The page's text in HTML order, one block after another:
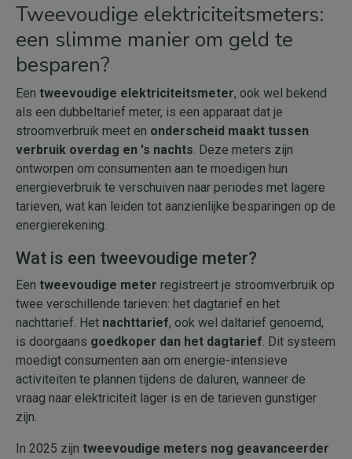
Tweevoudige elektriciteitsmeters:
een slimme manier om geld te
besparen?
Een tweevoudige elektriciteitsmeter, ook wel bekend
als een dubbeltarief meter, is een apparaat dat je
stroomverbruik meet en onderscheid maakt tussen
verbruik overdag en 's nachts. Deze meters zijn
ontworpen om consumenten aan te moedigen hun
energieverbruik te verschuiven naar periodes met lagere
tarieven, wat kan leiden tot aanzienlijke besparingen op de
energierekening.
Wat is een tweevoudige meter?
Een tweevoudige meter registreert je stroomverbruik op
twee verschillende tarieven: het dagtarief en het
nachttarief. Het nachttarief, ook wel daltarief genoemd,
is doorgaans goedkoper dan het dagtarief. Dit systeem
moedigt consumenten aan om energie-intensieve
activiteiten te plannen tijdens de daluren, wanneer de
vraag naar elektriciteit lager is en de tarieven gunstiger
zijn.
In 2025 zijn tweevoudige meters nog geavanceerder